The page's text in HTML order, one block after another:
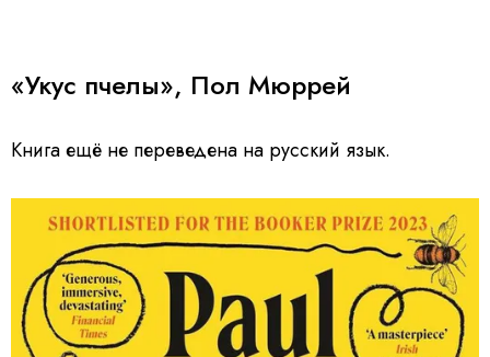
«Укус пчелы», Пол Мюррей
Книга ещё не переведена на русский язык.